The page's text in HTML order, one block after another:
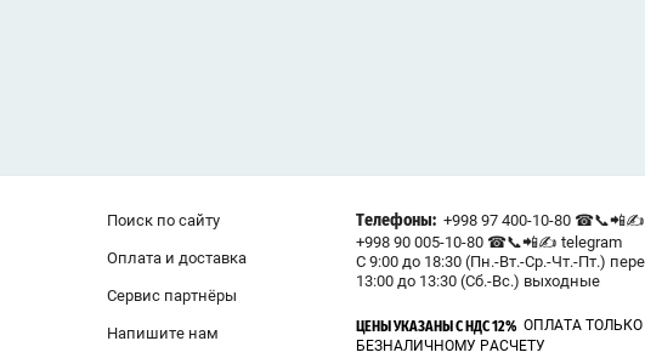
Поиск по сайту
Оплата и доставка
Сервис партнёры
Напишите нам
Телефоны: +998 97 400-10-80 ☎📞📲✍
+998 90 005-10-80 ☎📞📲✍ telegram
С 9:00 до 18:30 (Пн.-Вт.-Ср.-Чт.-Пт.)
13:00 до 13:30 (Сб.-Вс.) выходные
ЦЕНЫ УКАЗАНЫ С НДС 12% ОПЛАТА
БЕЗНАЛИЧНОМУ РАСЧЕТУ